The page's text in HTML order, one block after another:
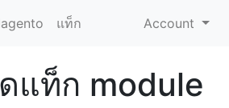
แท็ก Account
แท็ก module